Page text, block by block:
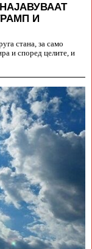
НАЈАВУВААТ
И
стана, за само
и според целите, и